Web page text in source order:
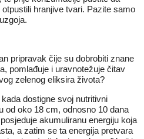
hranjive tvari. Pazite samo
pripravak čije su dobrobiti znane
pomlađuje i uravnotežuje čitav
zelenog eliksira života?
dostigne svoj nutritivni
od oko 18 cm, odnosno 10 dana
akumuliranu energiju koja
a zatim se ta energija pretvara